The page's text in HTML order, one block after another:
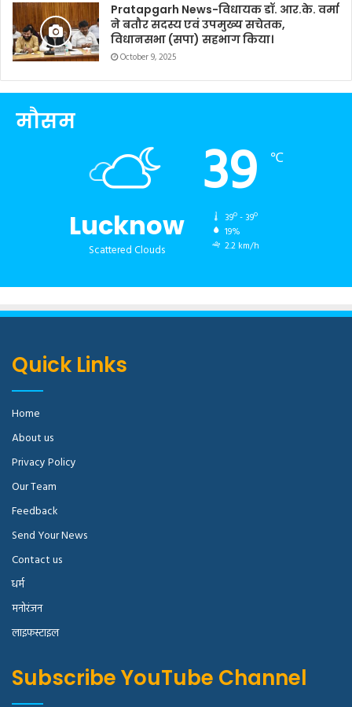
Pratapgarh News-विधायक डॉ. आर.के. वर्मा
ने बतौर सदस्य एवं उपमुख्य सचेतक,
विधानसभा (सपा) सहभाग किया।
October 9, 2025
मौसम
Lucknow
Scattered Clouds
39 ℃
39º - 39º
19%
2.2 km/h
Quick Links
Home
About us
Privacy Policy
Our Team
Feedback
Send Your News
Contact us
धर्म
मनोरंजन
लाइफस्टाइल
Subscribe YouTube Channel